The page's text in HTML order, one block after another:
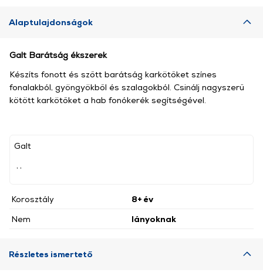
Alaptulajdonságok
Galt
Korosztály
8+ év
Nem
lányoknak
Galt Barátság ékszerek
Készíts fonott és szőtt barátság karkötőket színes
fonalakból, gyöngyökből és szalagokból. Csinálj nagyszerű
kötött karkötőket a hab fonókerék segítségével.
Részletes ismertető